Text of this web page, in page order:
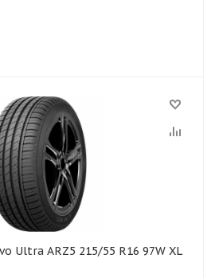
Ultra ARZ5 215/55 R16 97W XL